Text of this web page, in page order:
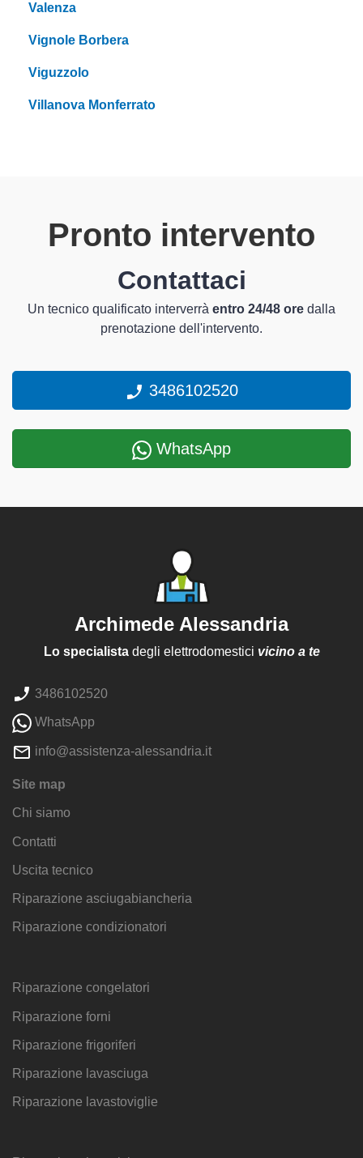
Valenza
Vignole Borbera
Viguzzolo
Villanova Monferrato
Pronto intervento
Contattaci
Un tecnico qualificato interverrà entro 24/48 ore dalla
prenotazione dell'intervento.
3486102520
WhatsApp
Archimede Alessandria
Lo specialistadegli elettrodomestici vicino a te
3486102520
WhatsApp
info@assistenza-alessandria.it
Site map
Chi siamo
Contatti
Uscita tecnico
Riparazione asciugabiancheria
Riparazione condizionatori
Riparazione congelatori
Riparazione forni
Riparazione frigoriferi
Riparazione lavasciuga
Riparazione lavastoviglie